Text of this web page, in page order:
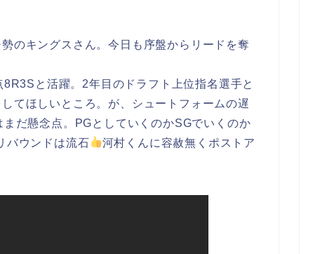
のキングスさん。今日も序盤からリードを奪
と活躍。2年目のドラフト上位指名選手と
てほしいところ。が、シュートフォームの遅
だ懸念点。PGとしていくのかSGでいくのか
バウンドは流石
河村くんに容赦無くポストア